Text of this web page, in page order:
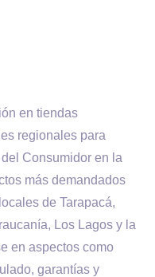
en tiendas
regionales para
Consumidor en la
más demandados
de Tarapacá,
Los Lagos y la
en aspectos como
garantías y